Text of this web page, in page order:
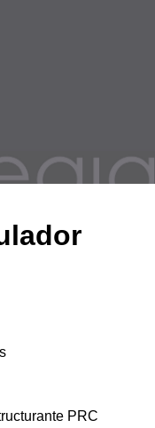
PRC